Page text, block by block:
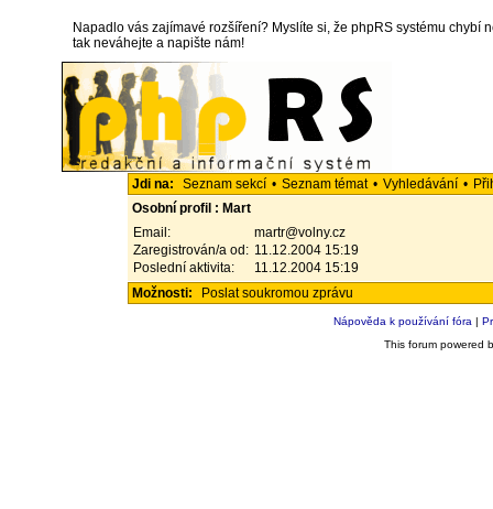
Napadlo vás zajímavé rozšíření? Myslíte si, že phpRS systému chybí
tak neváhejte a napište nám!
Jdi na: Seznam sekcí • Seznam témat • Vyhledávání •
Osobní profil : Mart
Email:
martr@volny.cz
Zaregistrován/a od: 11.12.2004 15:19
Poslední aktivita:
11.12.2004 15:19
Možnosti:
Poslat soukromou zprávu
Nápověda k používání fóra |
This forum powered